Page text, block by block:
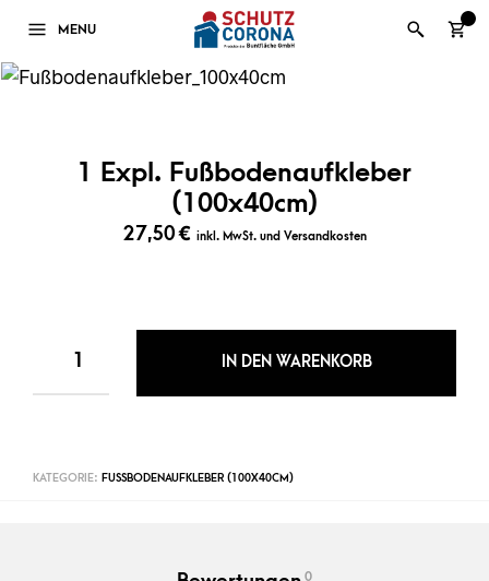
MENU
1 Expl. Fußbodenaufkleber
(100x40cm)
27,50€ inkl. MwSt. und Versandkosten
IN DEN WARENKORB
KATEGORIE: FUSSBODENAUFKLEBER (100X40CM)
0